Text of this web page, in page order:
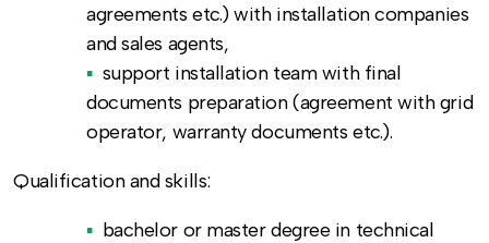
agreements etc.) with installation companies
and sales agents,
support installation team with final
documents preparation (agreement with grid
operator, warranty documents etc.).
Qualification and skills:
bachelor or master degree in technical